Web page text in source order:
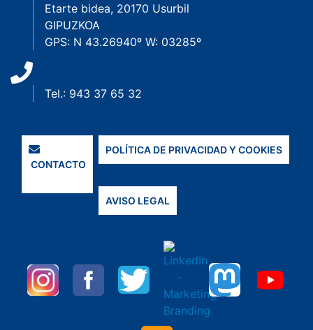
Etarte bidea, 20170 Usurbil
GIPUZKOA
GPS: N 43.26940º W: 03285º
Tel.: 943 37 65 32
CONTACTO
POLÍTICA DE PRIVACIDAD Y COOKIES
AVISO LEGAL